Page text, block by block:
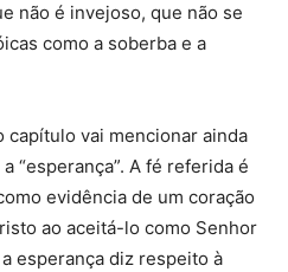
não é invejoso, que não se
como a soberba e a
capítulo vai mencionar ainda
“esperança”. A fé referida é
evidência de um coração
ao aceitá-lo como Senhor
esperança diz respeito à